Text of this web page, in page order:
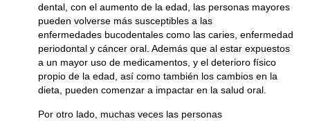
dental, con el aumento de la edad, las personas mayores
pueden volverse más susceptibles a las
enfermedades bucodentales como las caries, enfermedad
periodontal y cáncer oral. Además que al estar expuestos
a un mayor uso de medicamentos, y el deterioro físico
propio de la edad, así como también los cambios en la
dieta, pueden comenzar a impactar en la salud oral.
Por otro lado, muchas veces las personas